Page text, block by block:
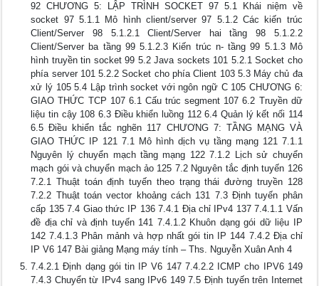
92 CHƯƠNG 5: LẬP TRÌNH SOCKET 97 5.1 Khái niệm về
socket 97 5.1.1 Mô hình client/server 97 5.1.2 Các kiến trúc
Client/Server 98 5.1.2.1 Client/Server hai tầng 98 5.1.2.2
Client/Server ba tầng 99 5.1.2.3 Kiến trúc n- tầng 99 5.1.3 Mô
hình truyền tin socket 99 5.2 Java sockets 101 5.2.1 Socket cho
phía server 101 5.2.2 Socket cho phía Client 103 5.3 Máy chủ đa
xử lý 105 5.4 Lập trình socket với ngôn ngữ C 105 CHƯƠNG 6:
GIAO THỨC TCP 107 6.1 Cấu trúc segment 107 6.2 Truyền dữ
liệu tin cậy 108 6.3 Điều khiển luồng 112 6.4 Quản lý kết nối 114
6.5 Điều khiển tắc nghẽn 117 CHƯƠNG 7: TẦNG MẠNG VÀ
GIAO THỨC IP 121 7.1 Mô hình dịch vụ tầng mạng 121 7.1.1
Nguyên lý chuyển mạch tầng mạng 122 7.1.2 Lịch sử chuyển
mạch gói và chuyển mạch ảo 125 7.2 Nguyên tắc định tuyến 126
7.2.1 Thuật toán định tuyến theo trạng thái đường truyền 128
7.2.2 Thuật toán vector khoảng cách 131 7.3 Định tuyến phân
cấp 135 7.4 Giao thức IP 136 7.4.1 Địa chỉ IPv4 137 7.4.1.1 Vấn
đề địa chỉ và định tuyến 141 7.4.1.2 Khuôn dạng gói dữ liệu IP
142 7.4.1.3 Phân mảnh và hợp nhất gói tin IP 144 7.4.2 Địa chỉ
IP V6 147 Bài giảng Mạng máy tính – Ths. Nguyễn Xuân Anh 4
7.4.2.1 Định dạng gói tin IP V6 147 7.4.2.2 ICMP cho IPV6 149
7.4.3 Chuyển từ IPv4 sang IPv6 149 7.5 Định tuyến trên Internet